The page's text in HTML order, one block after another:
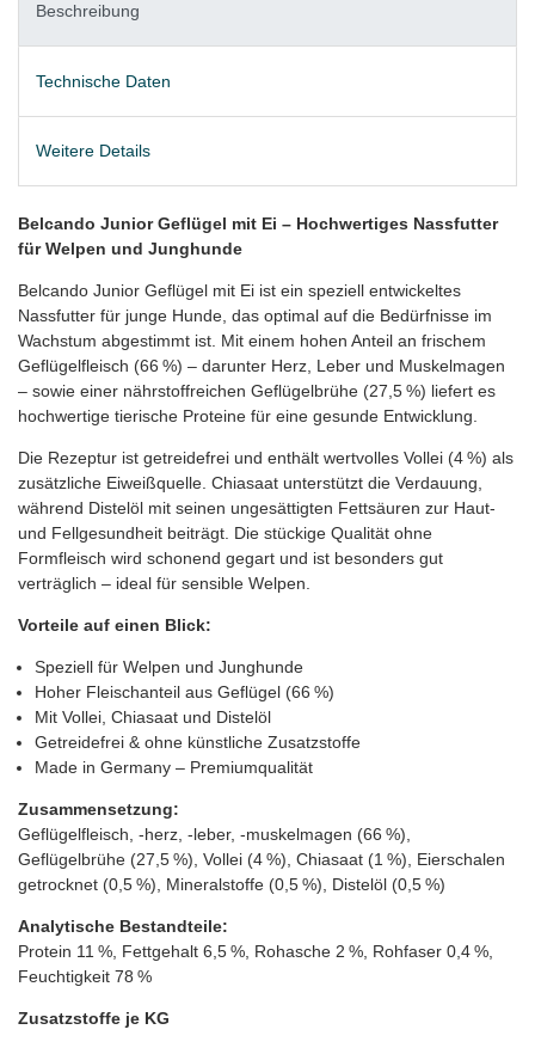
Beschreibung
Technische Daten
Weitere Details
Belcando Junior Geflügel mit Ei – Hochwertiges Nassfutter
für Welpen und Junghunde
Belcando Junior Geflügel mit Ei ist ein speziell entwickeltes
Nassfutter für junge Hunde, das optimal auf die Bedürfnisse im
Wachstum abgestimmt ist. Mit einem hohen Anteil an frischem
Geflügelfleisch (66 %) – darunter Herz, Leber und Muskelmagen
– sowie einer nährstoffreichen Geflügelbrühe (27,5 %) liefert es
hochwertige tierische Proteine für eine gesunde Entwicklung.
Die Rezeptur ist getreidefrei und enthält wertvolles Vollei (4 %) als
zusätzliche Eiweißquelle. Chiasaat unterstützt die Verdauung,
während Distelöl mit seinen ungesättigten Fettsäuren zur Haut-
und Fellgesundheit beiträgt. Die stückige Qualität ohne
Formfleisch wird schonend gegart und ist besonders gut
verträglich – ideal für sensible Welpen.
Vorteile auf einen Blick:
Speziell für Welpen und Junghunde
Hoher Fleischanteil aus Geflügel (66 %)
Mit Vollei, Chiasaat und Distelöl
Getreidefrei & ohne künstliche Zusatzstoffe
Made in Germany – Premiumqualität
Zusammensetzung:
Geflügelfleisch, -herz, -leber, -muskelmagen (66 %),
Geflügelbrühe (27,5 %), Vollei (4 %), Chiasaat (1 %), Eierschalen
getrocknet (0,5 %), Mineralstoffe (0,5 %), Distelöl (0,5 %)
Analytische Bestandteile:
Protein 11 %, Fettgehalt 6,5 %, Rohasche 2 %, Rohfaser 0,4 %,
Feuchtigkeit 78 %
Zusatzstoffe je KG